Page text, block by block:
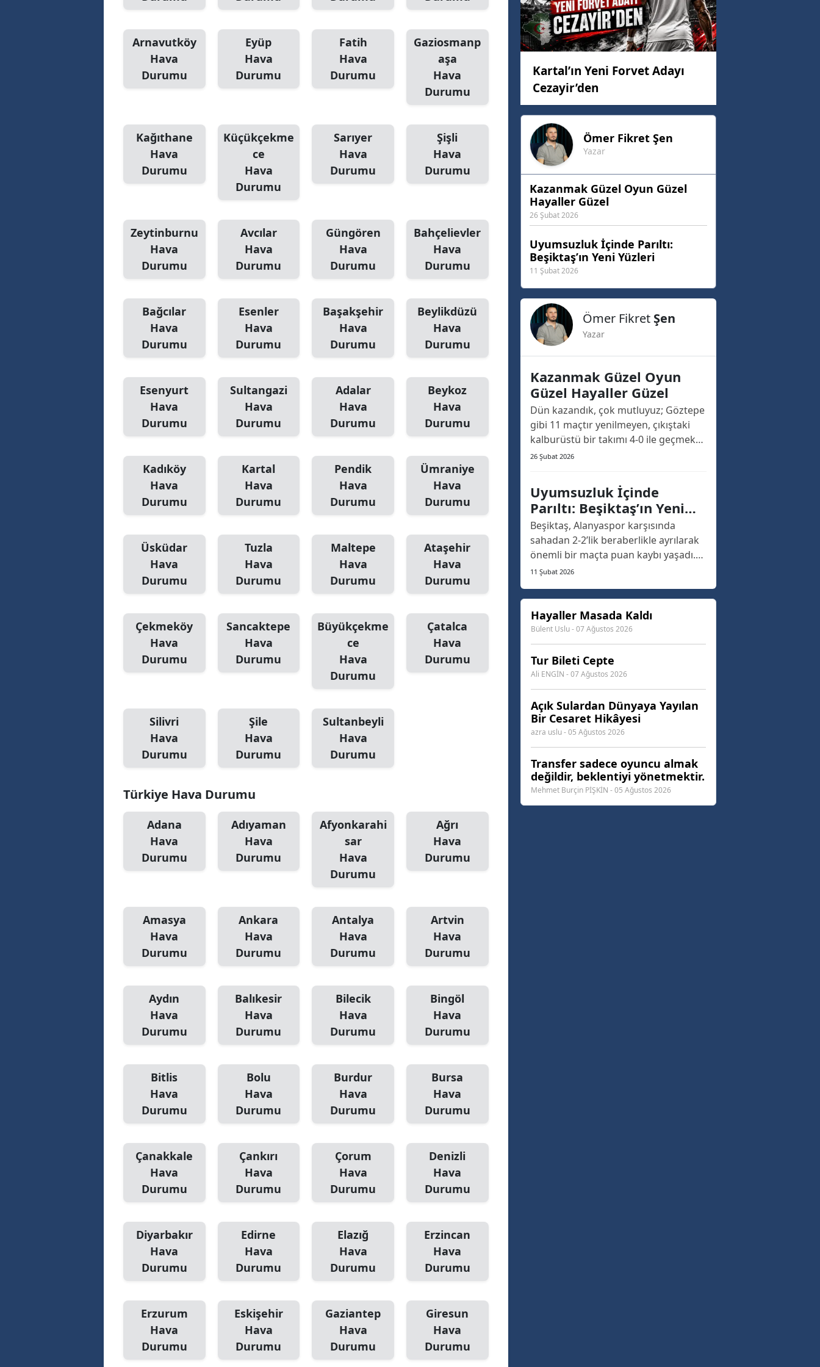
Arnavutköy
Hava
Durumu
Eyüp
Hava
Durumu
Fatih
Hava
Durumu
Gaziosmanp
aşa
Hava
Durumu
Kağıthane
Hava
Durumu
Küçükçekme
ce
Hava
Durumu
Sarıyer
Hava
Durumu
Şişli
Hava
Durumu
Zeytinburnu
Hava
Durumu
Avcılar
Hava
Durumu
Güngören
Hava
Durumu
Bahçelievler
Hava
Durumu
Bağcılar
Hava
Durumu
Esenler
Hava
Durumu
Başakşehir
Hava
Durumu
Beylikdüzü
Hava
Durumu
Esenyurt
Hava
Durumu
Sultangazi
Hava
Durumu
Adalar
Hava
Durumu
Beykoz
Hava
Durumu
Kadıköy
Hava
Durumu
Kartal
Hava
Durumu
Pendik
Hava
Durumu
Ümraniye
Hava
Durumu
Üsküdar
Hava
Durumu
Tuzla
Hava
Durumu
Maltepe
Hava
Durumu
Ataşehir
Hava
Durumu
Çekmeköy
Hava
Durumu
Sancaktepe
Hava
Durumu
Büyükçekme
ce
Hava
Durumu
Çatalca
Hava
Durumu
Silivri
Hava
Durumu
Şile
Hava
Durumu
Sultanbeyli
Hava
Durumu
Türkiye Hava Durumu
Adana
Hava
Durumu
Adıyaman
Hava
Durumu
Afyonkarahi
sar
Hava
Durumu
Ağrı
Hava
Durumu
Amasya
Hava
Durumu
Ankara
Hava
Durumu
Antalya
Hava
Durumu
Artvin
Hava
Durumu
Aydın
Hava
Durumu
Balıkesir
Hava
Durumu
Bilecik
Hava
Durumu
Bingöl
Hava
Durumu
Bitlis
Hava
Durumu
Bolu
Hava
Durumu
Burdur
Hava
Durumu
Bursa
Hava
Durumu
Çanakkale
Hava
Durumu
Çankırı
Hava
Durumu
Çorum
Hava
Durumu
Denizli
Hava
Durumu
Diyarbakır
Hava
Durumu
Edirne
Hava
Durumu
Elazığ
Hava
Durumu
Erzincan
Hava
Durumu
Erzurum
Hava
Durumu
Eskişehir
Hava
Durumu
Gaziantep
Hava
Durumu
Giresun
Hava
Durumu
Kartal’ın Yeni Forvet Adayı
Cezayir’den
Ömer Fikret Şen
Yazar
Kazanmak Güzel Oyun Güzel
Hayaller Güzel
26 Şubat 2026
Uyumsuzluk İçinde Parıltı:
Beşiktaş’ın Yeni Yüzleri
11 Şubat 2026
Ömer Fikret Şen
Yazar
Kazanmak Güzel Oyun
Güzel Hayaller Güzel
Dün kazandık, çok mutluyuz; Göztepe
gibi 11 maçtır yenilmeyen, çıkıştaki
kalburüstü bir takımı 4-0 ile geçmek
müthiş bir keyif. İnsan böyle bir oyun
Ancak insan düşünmeden de
edemiyor.
26 Şubat 2026
Uyumsuzluk İçinde
Parıltı: Beşiktaş’ın Yeni
Yüzleri
Beşiktaş, Alanyaspor karşısında
sahadan 2-2’lik beraberlikle ayrılarak
önemli bir maçta puan kaybı yaşadı.
Ancak skor tabelasındaki hayal
oyunu ve özellikle yeni transferlerin
performansını mercek altına
aldığımızda, hikayenin sadece
kayıptan ibaret olmadığını...
11 Şubat 2026
Hayaller Masada Kaldı
Bülent Uslu - 07 Ağustos 2026
Tur Bileti Cepte
Ali ENGİN - 07 Ağustos 2026
Açık Sulardan Dünyaya Yayılan
Bir Cesaret Hikâyesi
azra uslu - 05 Ağustos 2026
Transfer sadece oyuncu almak
değildir, beklentiyi yönetmektir.
Mehmet Burçin PİŞKİN - 05 Ağustos 2026